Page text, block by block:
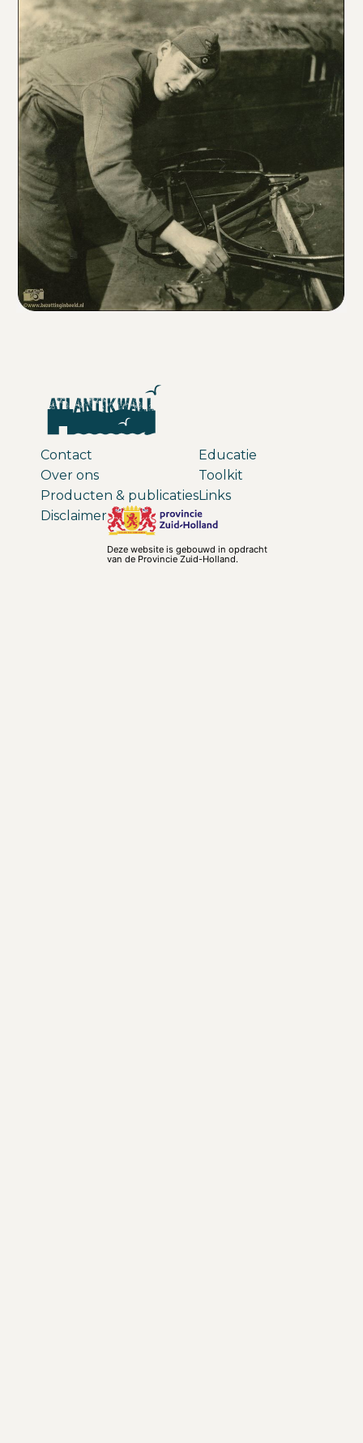
Contact
Over ons
Producten & publicaties
Educatie
Toolkit
Links
Disclaimer
Deze website is gebouwd in opdracht
van de Provincie Zuid-Holland.